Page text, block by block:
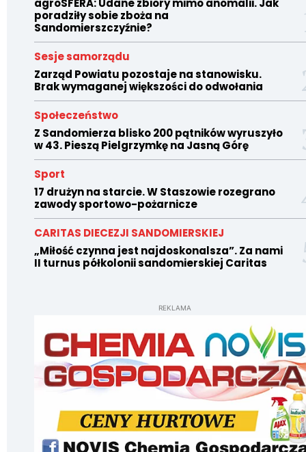
poradziły sobie zboża na
Sandomierszczyźnie?
Sesje samorządu
Zarząd Powiatu pozostaje na stanowisku.
Brak wymaganej większości do odwołania
Społeczeństwo
Z Sandomierza blisko 200 pątników wyruszyło
w 43. Pieszą Pielgrzymkę na Jasną Górę
Sport
17 drużyn na starcie. W Staszowie rozegrano
zawody sportowo-pożarnicze
CARITAS DIECEZJI SANDOMIERSKIEJ
„Miłość czynna jest najdoskonalsza”. Za nami
II turnus półkolonii sandomierskiej Caritas
REKLAMA